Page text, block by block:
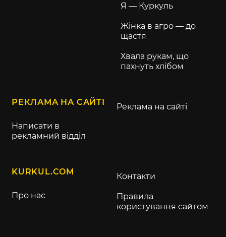
Я — Куркуль
Жінка в агро — до
щастя
Хвала рукам, що
пахнуть хлібом
РЕКЛАМА НА САЙТІ
Написати в
рекламний відділ
Реклама на сайті
KURKUL.COM
Про нас
Контакти
Правила
користування сайтом